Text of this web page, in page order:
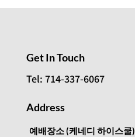
Get In Touch
Tel: 714-337-6067
Address
예배장소 (케네디 하이스쿨)